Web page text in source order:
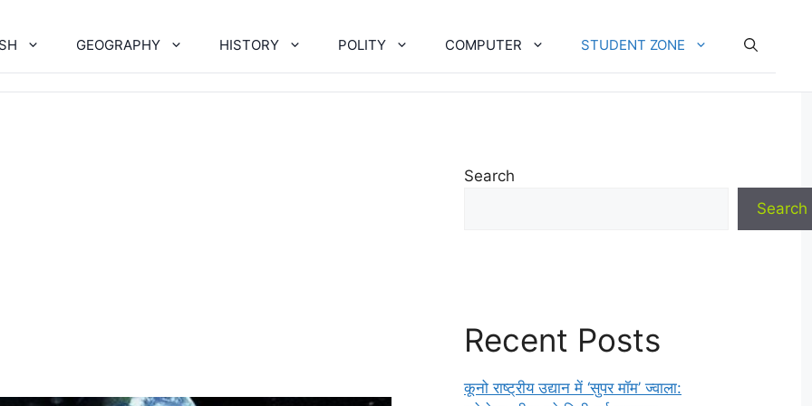
GEOGRAPHY HISTORY POLITY COMPUTER STUDENT ZONE
Search
Search
Recent Posts
कूनो राष्ट्रीय उद्यान में ‘सुपर मॉम’ ज्वाला: